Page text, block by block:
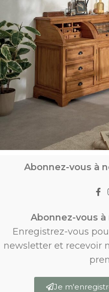
Abonnez-vous à
Abonnez-vous
Enregistrez-vous
newsletter et recevoir
Je